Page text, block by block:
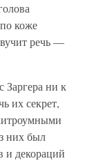
коже
речь —
Заргера ни к
их секрет,
них был
и декораций